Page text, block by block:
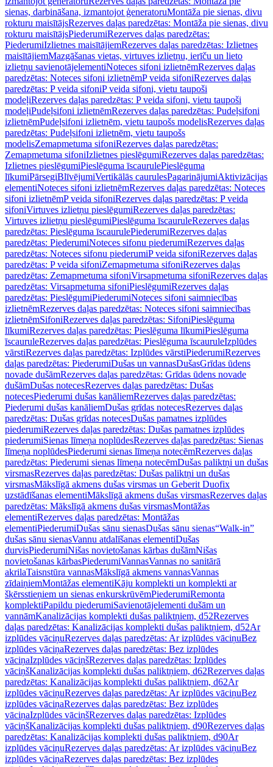
sienas, darbināšana, izmantojot ģeneratoruMontāža pie sienas, divu
rokturu maisītājsRezerves daļas paredzētas: Montāža pie sienas, divu
rokturu maisītājsPiederumiRezerves daļas paredzētas:
PiederumiIzlietnes maisītājiemRezerves daļas paredzētas: Izlietnes
maisītājiemMazgāšanas vietas, virtuves izlietņu, ierīču un lieto
izlietņu savienotājelementiNoteces sifoni izlietnēmRezerves daļas
paredzētas: Noteces sifoni izlietnēmP veida sifoniRezerves daļas
paredzētas: P veida sifoniP veida sifoni, vietu taupoši
modeļiRezerves daļas paredzētas: P veida sifoni, vietu taupoši
modeļiPudeļsifoni izlietnēmRezerves daļas paredzētas: Pudeļsifoni
izlietnēmPudeļsifoni izlietnēm, vietu taupošs modelisRezerves daļas
paredzētas: Pudeļsifoni izlietnēm, vietu taupošs
modelisZemapmetuma sifoniRezerves daļas paredzētas:
Zemapmetuma sifoniIzlietnes pieslēgumiRezerves daļas paredzētas:
Izlietnes pieslēgumiPieslēguma īscaurulePieslēguma
līkumiPārsegiBlīvējumiVertikālās caurulesPagarinājumiAktivizācijas
elementiNoteces sifoni izlietnēmRezerves daļas paredzētas: Noteces
sifoni izlietnēmP veida sifoniRezerves daļas paredzētas: P veida
sifoniVirtuves izlietņu pieslēgumiRezerves daļas paredzētas:
Virtuves izlietņu pieslēgumiPieslēguma īscauruleRezerves daļas
paredzētas: Pieslēguma īscaurulePiederumiRezerves daļas
paredzētas: PiederumiNoteces sifonu piederumiRezerves daļas
paredzētas: Noteces sifonu piederumiP veida sifoniRezerves daļas
paredzētas: P veida sifoniZemapmetuma sifoniRezerves daļas
paredzētas: Zemapmetuma sifoniVirsapmetuma sifoniRezerves daļas
paredzētas: Virsapmetuma sifoniPieslēgumiRezerves daļas
paredzētas: PieslēgumiPiederumiNoteces sifoni saimniecības
izlietnēmRezerves daļas paredzētas: Noteces sifoni saimniecības
izlietnēmSifoniRezerves daļas paredzētas: SifoniPieslēguma
līkumiRezerves daļas paredzētas: Pieslēguma līkumiPieslēguma
īscauruleRezerves daļas paredzētas: Pieslēguma īscauruleIzplūdes
vārstiRezerves daļas paredzētas: Izplūdes vārstiPiederumiRezerves
daļas paredzētas: PiederumiDušas un vannasDušasGrīdas ūdens
novade dušāmRezerves daļas paredzētas: Grīdas ūdens novade
dušāmDušas notecesRezerves daļas paredzētas: Dušas
notecesPiederumi dušas kanāliemRezerves daļas paredzētas:
Piederumi dušas kanāliemDušas grīdas notecesRezerves daļas
paredzētas: Dušas grīdas notecesDušas pamatnes izplūdes
piederumiRezerves daļas paredzētas: Dušas pamatnes izplūdes
piederumiSienas līmeņa noplūdesRezerves daļas paredzētas: Sienas
līmeņa noplūdesPiederumi sienas līmeņa notecēmRezerves daļas
paredzētas: Piederumi sienas līmeņa notecēmDušas paliktņi un dušas
virsmasRezerves daļas paredzētas: Dušas paliktņi un dušas
virsmasMākslīgā akmens dušas virsmas un Geberit Duofix
uzstādīšanas elementiMākslīgā akmens dušas virsmasRezerves daļas
paredzētas: Mākslīgā akmens dušas virsmasMontāžas
elementiRezerves daļas paredzētas: Montāžas
elementiPiederumiDušas sānu sienasDušas sānu sienas“Walk-in”
dušas sānu sienasVannu atdalīšanas elementiDušas
durvisPiederumiNišas novietošanas kārbas dušāmNišas
novietošanas kārbasPiederumiVannasVannas no sanitārā
akrilaTaisnstūra vannasMākslīgā akmens vannasVannas
zīdaiņiemMontāžas elementiKāju komplekti un komplekti ar
šķērsstieņiem un sienas enkurskrūvēmPiederumiRemonta
komplektiPapildu piederumiSavienotājelementi dušām un
vannāmKanalizācijas komplekti dušas paliktņiem, d52Rezerves
daļas paredzētas: Kanalizācijas komplekti dušas paliktņiem, d52Ar
izplūdes vāciņuRezerves daļas paredzētas: Ar izplūdes vāciņuBez
izplūdes vāciņaRezerves daļas paredzētas: Bez izplūdes
vāciņaIzplūdes vāciņšRezerves daļas paredzētas: Izplūdes
vāciņšKanalizācijas komplekti dušas paliktņiem, d62Rezerves daļas
paredzētas: Kanalizācijas komplekti dušas paliktņiem, d62Ar
izplūdes vāciņuRezerves daļas paredzētas: Ar izplūdes vāciņuBez
izplūdes vāciņaRezerves daļas paredzētas: Bez izplūdes
vāciņaIzplūdes vāciņšRezerves daļas paredzētas: Izplūdes
vāciņšKanalizācijas komplekti dušas paliktņiem, d90Rezerves daļas
paredzētas: Kanalizācijas komplekti dušas paliktņiem, d90Ar
izplūdes vāciņuRezerves daļas paredzētas: Ar izplūdes vāciņuBez
izplūdes vāciņaRezerves daļas paredzētas: Bez izplūdes